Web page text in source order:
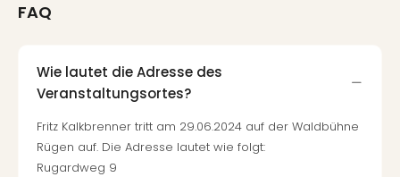
FAQ
Wie lautet die Adresse des
Veranstaltungsortes?
Fritz Kalkbrenner tritt am 29.06.2024 auf der Waldbühne
Rügen auf. Die Adresse lautet wie folgt:
Rugardweg 9